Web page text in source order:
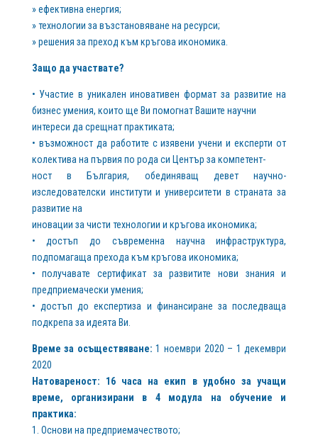
» ефективна енергия;
» технологии за възстановяване на ресурси;
» решения за преход към кръгова икономика.
Защо да участвате?
• Участие в уникален иновативен формат за развитие на
бизнес умения, които ще Ви помогнат Вашите научни
интереси да срещнат практиката;
• възможност да работите с изявени учени и експерти от
колектива на първия по рода си Център за компетент-
ност в България, обединяващ девет научно-
изследователски институти и университети в страната за
развитие на
иновации за чисти технологии и кръгова икономика;
• достъп до съвременна научна инфраструктура,
подпомагаща прехода към кръгова икономика;
• получавате сертификат за развитите нови знания и
предприемачески умения;
• достъп до експертиза и финансиране за последваща
подкрепа за идеята Ви.
Време за осъществяване: 1 ноември 2020 – 1 декември
2020
Натовареност: 16 часа на екип в удобно за учащи
време, организирани в 4 модула на обучение и
практика:
1. Основи на предприемачеството;